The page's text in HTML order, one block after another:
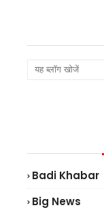
Badi Khabar
Big News